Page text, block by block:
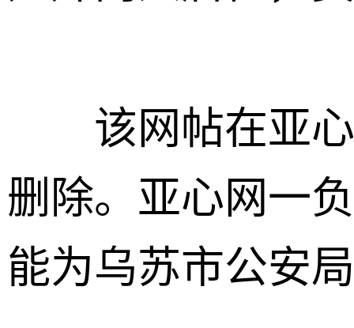
该网帖在亚心
删除。亚心网一
能为乌苏市公安